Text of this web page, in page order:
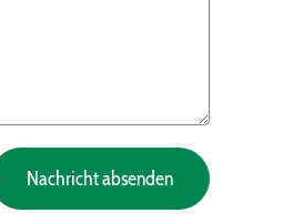
Nachricht absenden